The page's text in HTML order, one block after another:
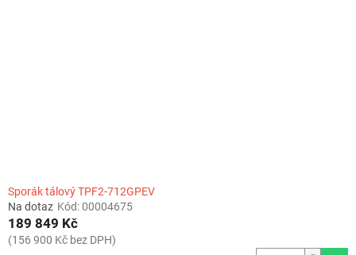
Sporák tálový TPF2-712GPEV
Na dotaz Kód:00004675
189 849 Kč
(156 900 Kč bez DPH)